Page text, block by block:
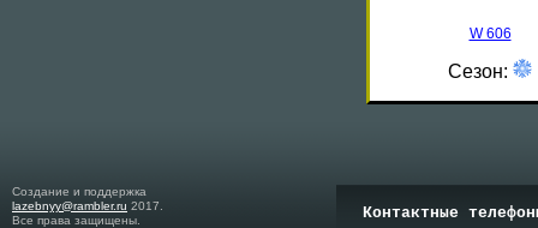
W 606
Сезон:
Создание и поддержка
lazebnyy@rambler.ru 2017.
Все права защищены.
Контактные